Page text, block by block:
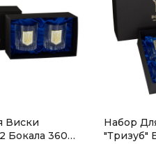
Виски
Бокала 360
Набор
"Тризуб"